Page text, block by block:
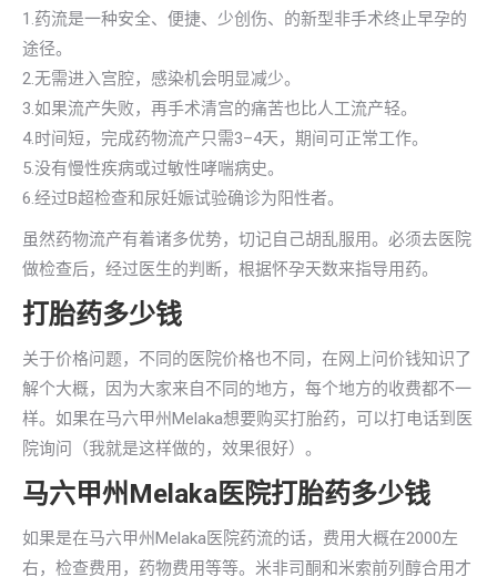
1.药流是一种安全、便捷、少创伤、的新型非手术终止早孕的
途径。
2.无需进入宫腔，感染机会明显减少。
3.如果流产失败，再手术清宫的痛苦也比人工流产轻。
4.时间短，完成药物流产只需3–4天，期间可正常工作。
5.没有慢性疾病或过敏性哮喘病史。
6.经过B超检查和尿妊娠试验确诊为阳性者。
虽然药物流产有着诸多优势，切记自己胡乱服用。必须去医院
做检查后，经过医生的判断，根据怀孕天数来指导用药。
打胎药多少钱
关于价格问题，不同的医院价格也不同，在网上问价钱知识了
解个大概，因为大家来自不同的地方，每个地方的收费都不一
样。如果在马六甲州Melaka想要购买打胎药，可以打电话到医
院询问（我就是这样做的，效果很好）。
马六甲州Melaka医院打胎药多少钱
如果是在马六甲州Melaka医院药流的话，费用大概在2000左
右，检查费用，药物费用等等。米非司酮和米索前列醇合用才